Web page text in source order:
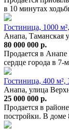
в 10 минутах
Гостиница, 1000
Анапа, Таманская
80 000 000 р.
Продается в
сердце города в 7-
Гостиница, 400 м²,
Анапа, улица
25 000 000 р.
Продается в
постройки. В доме